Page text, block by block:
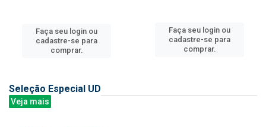
Faça seu login ou
cadastre-se para
comprar.
Faça seu login ou
cadastre-se para
comprar.
Seleção Especial UD
Veja mais